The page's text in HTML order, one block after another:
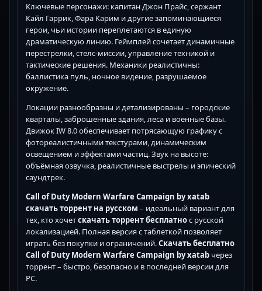
Ключевые персонажи: капитан Джон Прайс, сержант
Кайл Гаррик, Фара Карим и другие запоминающиеся
герои, чьи истории переплетаются в единую
драматическую линию. Геймплей сочетает динамичные
перестрелки, стелс-миссии, управление техникой и
тактические решения. Механики реалистичны:
баллистика пуль, ночное видение, разрушаемое
окружение.
Локации разнообразны и детализированы – городские
кварталы, заброшенные здания, леса и военные базы.
Движок IW 8.0 обеспечивает потрясающую графику с
фотореалистичными текстурами, динамическим
освещением и эффектами частиц. Звук на высоте:
объёмная озвучка, реалистичные выстрелы и эпический
саундтрек.
Call of Duty Modern Warfare Campaign by xatab
скачать торрент на русском – идеальный вариант для
тех, кто хочетскачать торрент бесплатнос русской
локализацией. Полная версия с таблеткой позволяет
играть без покупки и ограничений.Скачать бесплатно
Call of Duty Modern Warfare Campaign by xatab через
торрент – быстро, безопасно и в последней версии для
PC.